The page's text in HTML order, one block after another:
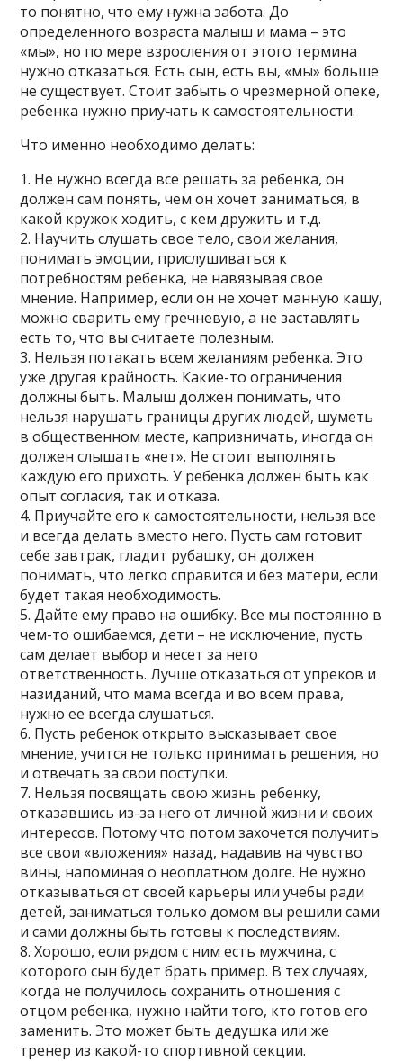
то понятно, что ему нужна забота. До
определенного возраста малыш и мама – это
«мы», но по мере взросления от этого термина
нужно отказаться. Есть сын, есть вы, «мы» больше
не существует. Стоит забыть о чрезмерной опеке,
ребенка нужно приучать к самостоятельности.
Что именно необходимо делать:
1. Не нужно всегда все решать за ребенка, он
должен сам понять, чем он хочет заниматься, в
какой кружок ходить, с кем дружить и т.д.
2. Научить слушать свое тело, свои желания,
понимать эмоции, прислушиваться к
потребностям ребенка, не навязывая свое
мнение. Например, если он не хочет манную кашу,
можно сварить ему гречневую, а не заставлять
есть то, что вы считаете полезным.
3. Нельзя потакать всем желаниям ребенка. Это
уже другая крайность. Какие-то ограничения
должны быть. Малыш должен понимать, что
нельзя нарушать границы других людей, шуметь
в общественном месте, капризничать, иногда он
должен слышать «нет». Не стоит выполнять
каждую его прихоть. У ребенка должен быть как
опыт согласия, так и отказа.
4. Приучайте его к самостоятельности, нельзя все
и всегда делать вместо него. Пусть сам готовит
себе завтрак, гладит рубашку, он должен
понимать, что легко справится и без матери, если
будет такая необходимость.
5. Дайте ему право на ошибку. Все мы постоянно в
чем-то ошибаемся, дети – не исключение, пусть
сам делает выбор и несет за него
ответственность. Лучше отказаться от упреков и
назиданий, что мама всегда и во всем права,
нужно ее всегда слушаться.
6. Пусть ребенок открыто высказывает свое
мнение, учится не только принимать решения, но
и отвечать за свои поступки.
7. Нельзя посвящать свою жизнь ребенку,
отказавшись из-за него от личной жизни и своих
интересов. Потому что потом захочется получить
все свои «вложения» назад, надавив на чувство
вины, напоминая о неоплатном долге. Не нужно
отказываться от своей карьеры или учебы ради
детей, заниматься только домом вы решили сами
и сами должны быть готовы к последствиям.
8. Хорошо, если рядом с ним есть мужчина, с
которого сын будет брать пример. В тех случаях,
когда не получилось сохранить отношения с
отцом ребенка, нужно найти того, кто готов его
заменить. Это может быть дедушка или же
тренер из какой-то спортивной секции.